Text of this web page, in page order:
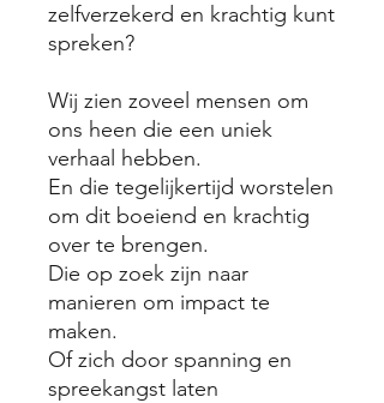
zelfverzekerd en krachtig kunt
spreken?
Wij zien zoveel mensen om
ons heen die een uniek
verhaal hebben.
En die tegelijkertijd worstelen
om dit boeiend en krachtig
over te brengen.
Die op zoek zijn naar
manieren om impact te
maken.
Of zich door spanning en
spreekangst laten